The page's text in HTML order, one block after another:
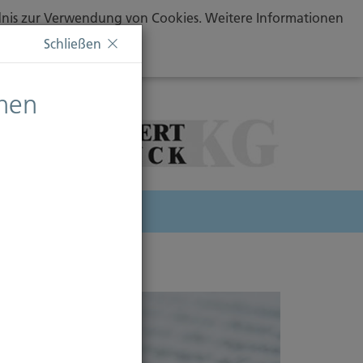
zur Verwendung von Cookies. Weitere Informationen
Schließen